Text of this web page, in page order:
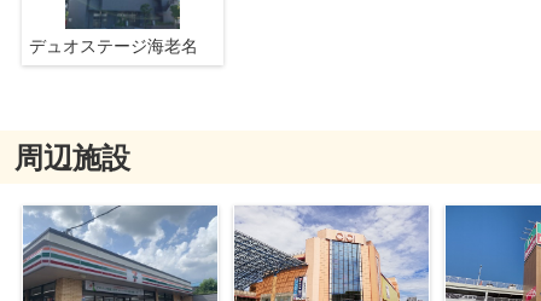
デュオステージ海老名
周辺施設